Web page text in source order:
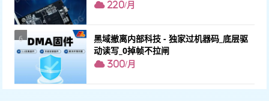
220/月
6
黑域撤离内部科技 - 独家过机器码_底层驱
动读写_0掉帧不拉闸
300/月